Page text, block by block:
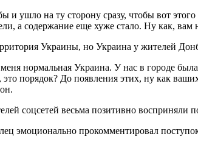
ушло на ту сторону сразу, чтобы вот
а содержание еще хуже стало. Ну как, вам
Украины, но Украина у жителей
нормальная Украина. У нас в городе
порядок? До появления этих, ну как
соцсетей весьма позитивно
эмоционально прокомментировал